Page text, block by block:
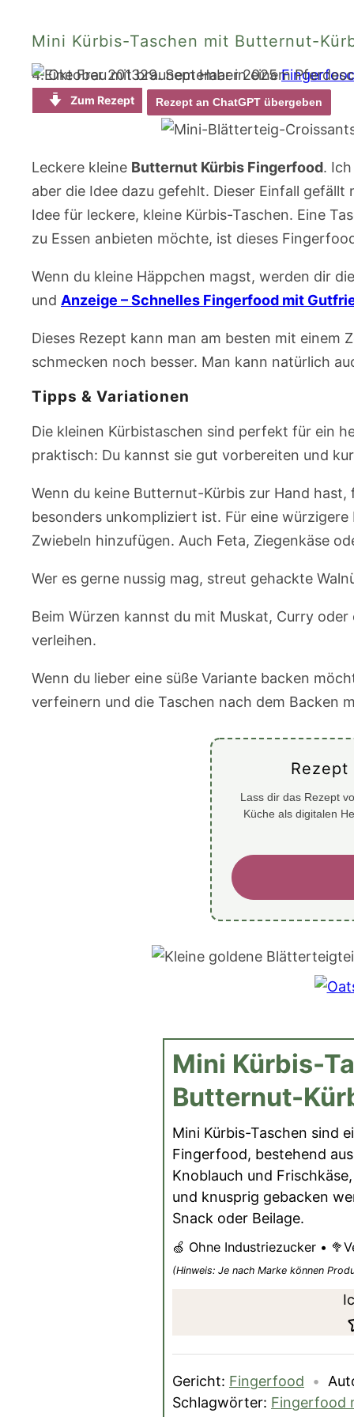
Mini Kürbis-Taschen mit Butternut-
4. Oktober 201329. September 2025
Zum Rezept Rezept an ChatGPT übergeben
Leckere kleine Butternut Kürbis Fingerfood.
aber die Idee dazu gefehlt. Dieser Einfall
Idee für leckere, kleine Kürbis-Taschen. Eine
zu Essen anbieten möchte, ist dieses
Wenn du kleine Häppchen magst, werden dir
und Anzeige – Schnelles Fingerfood mit
Dieses Rezept kann man am besten mit einem
schmecken noch besser. Man kann natürlich
Tipps & Variationen
Die kleinen Kürbistaschen sind perfekt für ein
praktisch: Du kannst sie gut vorbereiten und
Wenn du keine Butternut-Kürbis zur Hand
besonders unkompliziert ist. Für eine
Zwiebeln hinzufügen. Auch Feta, Ziegenkäse
Wer es gerne nussig mag, streut gehackte
Beim Würzen kannst du mit Muskat, Curry
verleihen.
Wenn du lieber eine süße Variante backen
verfeinern und die Taschen nach dem Backen
Rezept
Lass dir das Rezept
Küche als digitalen
Mini Kürbis-
Butternut-
Mini Kürbis-Taschen sind
Fingerfood, bestehend
Knoblauch und
und knusprig gebacken
Snack oder Beilage.
🍏 Ohne Industriezucker •
(Hinweis: Je nach Marke können
Gericht: Fingerfood
Schlagwörter: Fingerfood